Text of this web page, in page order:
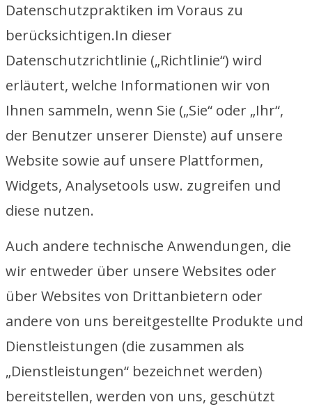
Datenschutzpraktiken im Voraus zu
berücksichtigen.In dieser
Datenschutzrichtlinie („Richtlinie“) wird
erläutert, welche Informationen wir von
Ihnen sammeln, wenn Sie („Sie“ oder „Ihr“,
der Benutzer unserer Dienste) auf unsere
Website sowie auf unsere Plattformen,
Widgets, Analysetools usw. zugreifen und
diese nutzen.
Auch andere technische Anwendungen, die
wir entweder über unsere Websites oder
über Websites von Drittanbietern oder
andere von uns bereitgestellte Produkte und
Dienstleistungen (die zusammen als
„Dienstleistungen“ bezeichnet werden)
bereitstellen, werden von uns, geschützt